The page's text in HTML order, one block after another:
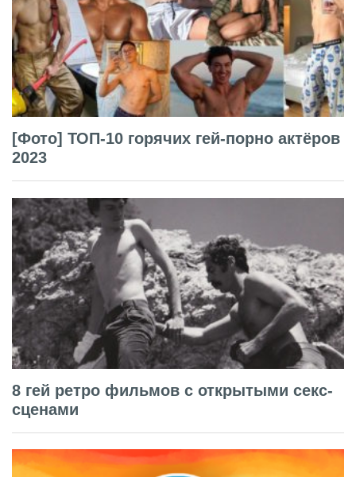
[Фото] ТОП-10 горячих гей-порно актёров
2023
8 гей ретро фильмов с открытыми секс-
сценами